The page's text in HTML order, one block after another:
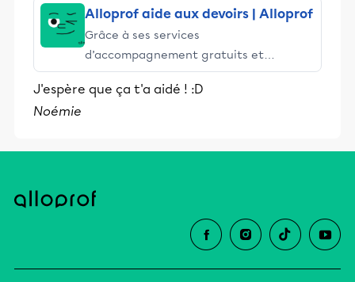
Alloprof aide aux devoirs | Alloprof
Grâce à ses services
d’accompagnement gratuits et
stimulants, Alloprof engage les élèves
et leurs parents dans la réussite
J'espère que ça t'a aidé ! :D
Noémie